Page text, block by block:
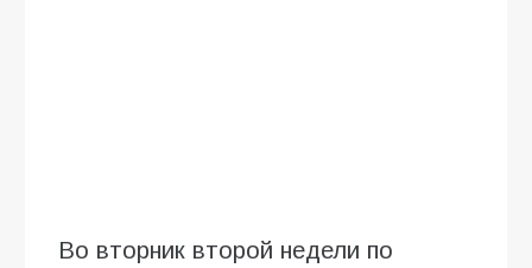
Во вторник второй недели по